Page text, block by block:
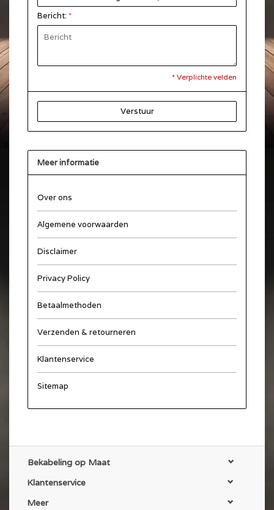
Bericht: *
* Verplichte velden
Verstuur
Meer informatie
Over ons
Algemene voorwaarden
Disclaimer
Privacy Policy
Betaalmethoden
Verzenden & retourneren
Klantenservice
Sitemap
Bekabeling op Maat
Klantenservice
Meer